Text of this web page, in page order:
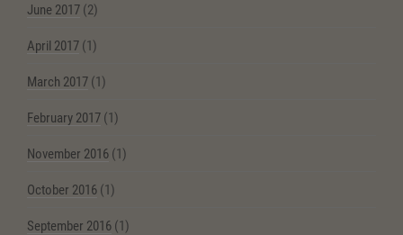
June 2017 (2)
April 2017 (1)
March 2017 (1)
February 2017 (1)
November 2016 (1)
October 2016 (1)
September 2016 (1)